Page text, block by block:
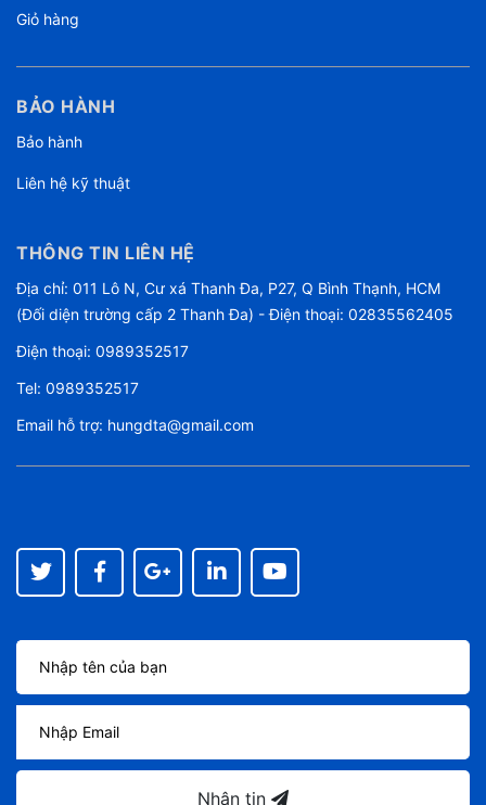
Giỏ hàng
BẢO HÀNH
Bảo hành
Liên hệ kỹ thuật
THÔNG TIN LIÊN HỆ
Địa chỉ: 011 Lô N, Cư xá Thanh Đa, P27, Q Bình Thạnh, HCM
(Đối diện trường cấp 2 Thanh Đa) - Điện thoại: 02835562405
Điện thoại: 0989352517
Tel: 0989352517
Email hỗ trợ: hungdta@gmail.com
Nhận tin